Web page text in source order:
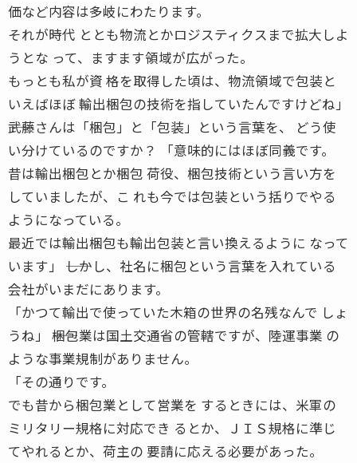
価など内容は多岐にわたります。
それが時代 ととも物流とかロジスティクスまで拡大しよ
うとな って、ますます領域が広がった。
もっとも私が資 格を取得した頃は、物流領域で包装と
いえばほぼ 輸出梱包の技術を指していたんですけどね」
――武藤さんは「梱包」と「包装」という言葉を、 どう使
い分けているのですか？ 「意味的にはほぼ同義です。
昔は輸出梱包とか梱包 荷役、梱包技術という言い方を
していましたが、こ れも今では包装という括りでやる
ようになっている。
最近では輸出梱包も輸出包装と言い換えるように なって
います」 ――しかし、社名に梱包という言葉を入れている
会社がいまだにあります。
「かつて輸出で使っていた木箱の世界の名残なんで しょ
うね」 ――梱包業は国土交通省の管轄ですが、陸運事業 の
ような事業規制がありません。
「その通りです。
でも昔から梱包業として営業を するときには、米軍の
ミリタリー規格に対応でき るとか、ＪＩＳ規格に準じ
てやれるとか、荷主の 要請に応える必要があった。